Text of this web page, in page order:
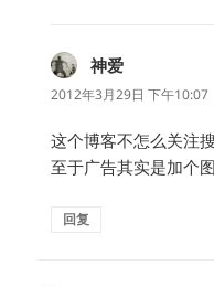
神爱
道：
2012年3月29日 下午10:07
这个博客不怎么关注
至于广告其实是加个
回复